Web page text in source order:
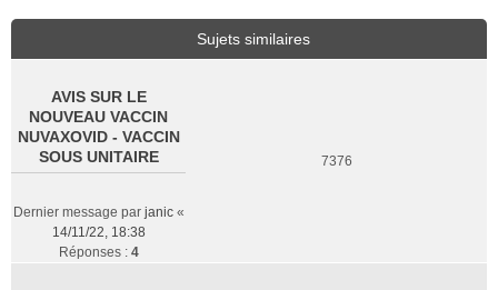
Sujets similaires
AVIS SUR LE
NOUVEAU VACCIN
NUVAXOVID - VACCIN
SOUS UNITAIRE
Dernier message par janic«
14/11/22, 18:38
Réponses : 4
7376